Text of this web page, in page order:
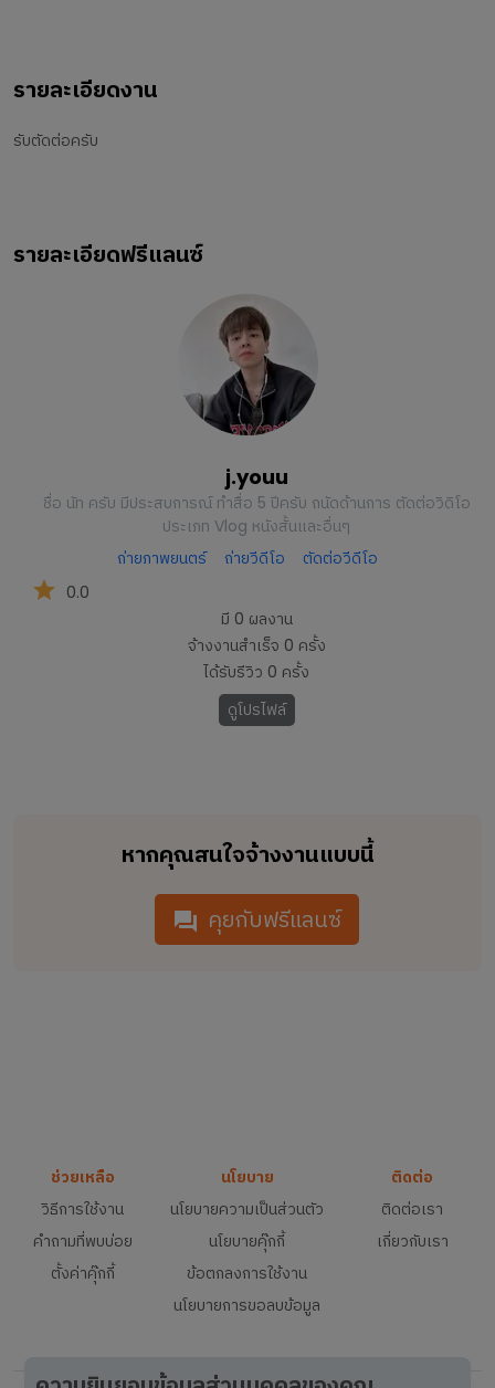
รายละเอียดงาน
รับตัดต่อครับ
รายละเอียดฟรีแลนซ์
j.youu
ชื่อ นัท ครับ มีประสบการณ์ ทำสื่อ 5 ปีครับ ถนัดด้านการ ตัดต่อวิดิโอ
ประเภท Vlog หนังสั้นและอื่นๆ
ถ่ายภาพยนตร์
ถ่ายวีดีโอ
ตัดต่อวีดีโอ
0.0
มี 0 ผลงาน
จ้างงานสำเร็จ 0 ครั้ง
ได้รับรีวิว 0 ครั้ง
ดูโปรไฟล์
หากคุณสนใจจ้างงานแบบนี้
คุยกับฟรีแลนซ์
ช่วยเหลือ
วิธีการใช้งาน
คำถามที่พบบ่อย
ตั้งค่าคุ๊กกี้
นโยบาย
นโยบายความเป็นส่วนตัว
นโยบายคุ๊กกี้
ข้อตกลงการใช้งาน
นโยบายการขอลบข้อมูล
ติดต่อ
ติดต่อเรา
เกี่ยวกับเรา